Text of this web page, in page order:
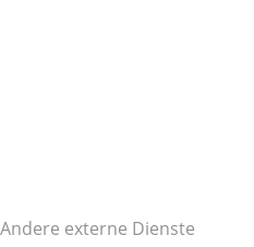
Andere externe Dienste